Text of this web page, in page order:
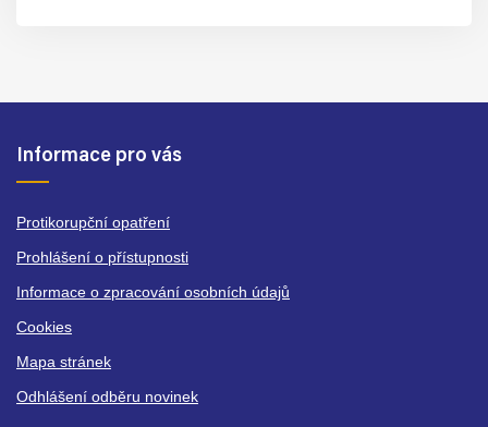
Informace pro vás
Protikorupční opatření
Prohlášení o přístupnosti
Informace o zpracování osobních údajů
Cookies
Mapa stránek
Odhlášení odběru novinek